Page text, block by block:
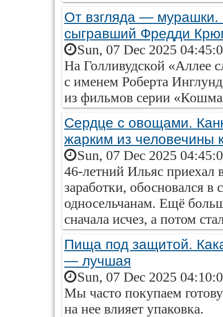
От взгляда — мурашки.
сыгравший Фредди
Sun, 07 Dec 2025
На Голливудской «Аллее
с именем Роберта
из фильмов серии
Сердце с овощами.
жарким из человечины
Sun, 07 Dec 2025
46-летний Ильяс приехал
заработки, обосновался
односельчанам. Ещё
сначала исчез, а потом
Пища под защитой.
— лучшая
Sun, 07 Dec 2025
Мы часто покупаем
на нее влияет упаковка.